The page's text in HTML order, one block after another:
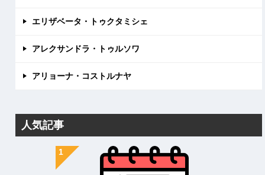
エリザベータ・トゥクタミシェ
アレクサンドラ・トゥルソワ
アリョーナ・コストルナヤ
人気記事